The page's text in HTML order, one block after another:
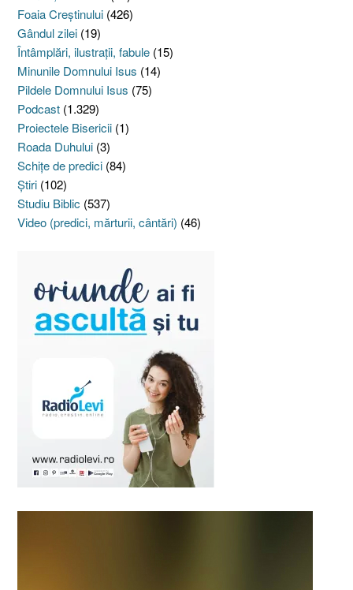
Foaia Creştinului (426)
Gândul zilei (19)
Întâmplări, ilustraţii, fabule (15)
Minunile Domnului Isus (14)
Pildele Domnului Isus (75)
Podcast (1.329)
Proiectele Bisericii (1)
Roada Duhului (3)
Schiţe de predici (84)
Ştiri (102)
Studiu Biblic (537)
Video (predici, mărturii, cântări) (46)